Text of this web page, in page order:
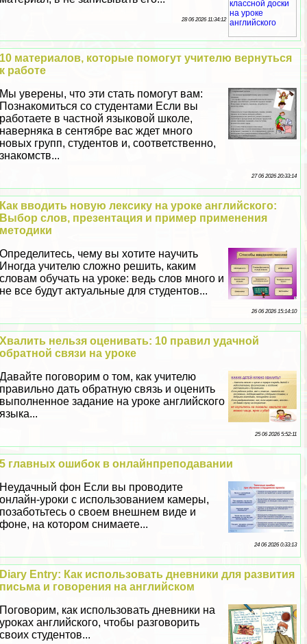
28 06 2026 11:34:12
10 материалов, которые помогут учителю вернуться
к работе
Мы уверены, что эти стать помогут вам:
Познакомиться со студентами Если вы
работаете в частной языковой школе,
наверняка в сентябре вас ждет много
новых групп, студентов и, соответственно,
знакомств...
27 06 2026 20:33:14
Как вводить новую лексику на уроке английского:
Выбор слов, презентация и пример применения
методики
Определитесь, чему вы хотите научить
Иногда учителю сложно решить, каким
словам обучать на уроке: ведь слов много и
не все будут актуальные для студентов...
26 06 2026 15:14:10
Хвалить нельзя оценивать: 10 правил удачной
обратной связи на уроке
Давайте поговорим о том, как учителю
правильно дать обратную связь и оценить
выполненное задание на уроке английского
языка...
25 06 2026 5:52:11
5 главных ошибок в онлайнпреподавании
Неудачный фон Если вы проводите
онлайн-уроки с использованием камеры,
позаботьтесь о своем внешнем виде и
фоне, на котором снимаете...
24 06 2026 0:33:13
Diary Entry: Как использовать дневники для развития
письма и говорения на английском
Поговорим, как использовать дневники на
уроках английского, чтобы разговорить
своих студентов...